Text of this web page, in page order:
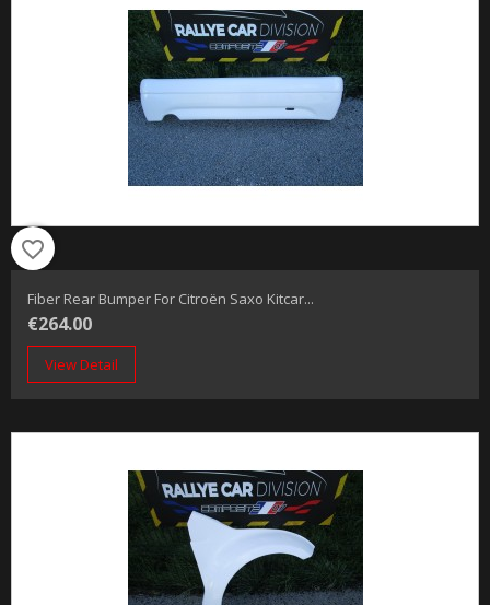
favorite_border
Fiber Rear Bumper For Citroën Saxo Kitcar...
€264.00
View Detail